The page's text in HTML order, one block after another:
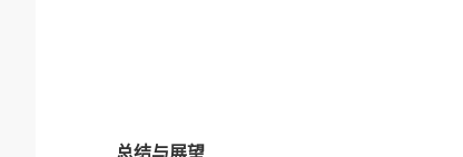
总结与展望